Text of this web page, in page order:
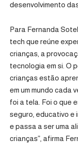
desenvolvimento
Para Fernanda
tech que reúne
crianças, a
tecnologia em si. O
crianças estão
em um mundo cada
foi a tela. Foi o que
seguro, educativo e
e passa a ser uma
crianças”, afirma